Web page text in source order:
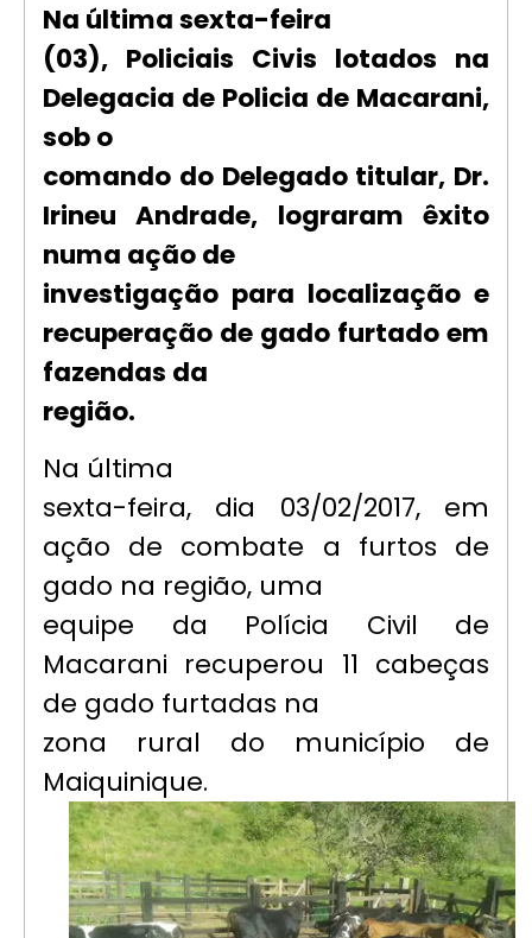
Na última sexta-feira
(03), Policiais Civis lotados na
Delegacia de Policia de Macarani,
sob o
comando do Delegado titular, Dr.
Irineu Andrade, lograram êxito
numa ação de
investigação para localização e
recuperação de gado furtado em
fazendas da
região.
Na última
sexta-feira, dia 03/02/2017, em
ação de combate a furtos de
gado na região, uma
equipe da Polícia Civil de
Macarani recuperou 11 cabeças
de gado furtadas na
zona rural do município de
Maiquinique.